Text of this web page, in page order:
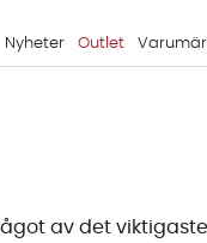
Nyheter Outlet
av det